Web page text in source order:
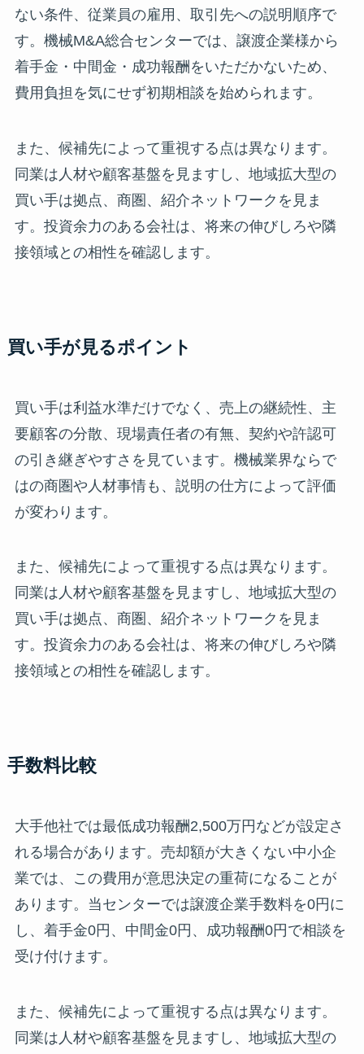
ない条件、従業員の雇用、取引先への説明順序で
す。機械M&A総合センターでは、譲渡企業様から
着手金・中間金・成功報酬をいただかないため、
費用負担を気にせず初期相談を始められます。
また、候補先によって重視する点は異なります。
同業は人材や顧客基盤を見ますし、地域拡大型の
買い手は拠点、商圏、紹介ネットワークを見ま
す。投資余力のある会社は、将来の伸びしろや隣
接領域との相性を確認します。
買い手が見るポイント
買い手は利益水準だけでなく、売上の継続性、主
要顧客の分散、現場責任者の有無、契約や許認可
の引き継ぎやすさを見ています。機械業界ならで
はの商圏や人材事情も、説明の仕方によって評価
が変わります。
また、候補先によって重視する点は異なります。
同業は人材や顧客基盤を見ますし、地域拡大型の
買い手は拠点、商圏、紹介ネットワークを見ま
す。投資余力のある会社は、将来の伸びしろや隣
接領域との相性を確認します。
手数料比較
大手他社では最低成功報酬2,500万円などが設定さ
れる場合があります。売却額が大きくない中小企
業では、この費用が意思決定の重荷になることが
あります。当センターでは譲渡企業手数料を0円に
し、着手金0円、中間金0円、成功報酬0円で相談を
受け付けます。
また、候補先によって重視する点は異なります。
同業は人材や顧客基盤を見ますし、地域拡大型の